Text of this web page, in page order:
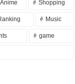
Anime Shopping
Music
game